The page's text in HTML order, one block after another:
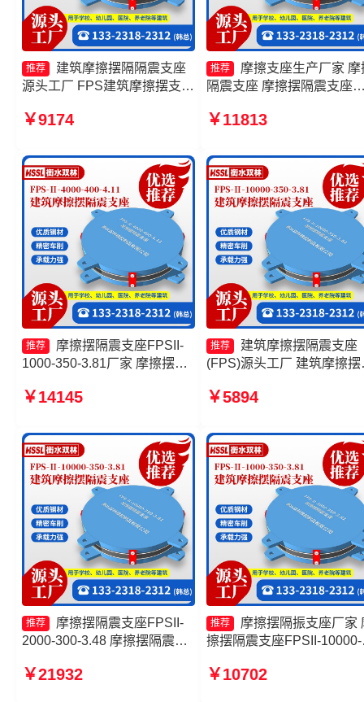
推荐
建筑摩擦摆隔隔震支座
源头工厂 FPS建筑摩擦摆支座
400-4.11源头工厂 摩擦摆隔震
产厂家
￥9174
推荐
摩擦支座生产厂家 摩
隔震支座 摩擦摆隔震支座
厂 摩擦摆隔振支座
￥11813
推荐
摩擦摆隔震支座FPSII-
1000-350-3.81厂家 摩擦摆球
减隔震支座生产厂家 摩擦摆式
￥14145
推荐
建筑摩擦摆隔震支座
(FPS)源头工厂 建筑摩擦摆
支座厂家 摩擦摆隔震支座
厂
￥5894
推荐
摩擦摆隔震支座FPSII-
2000-300-3.48 摩擦摆隔震支
厂家 摩擦隔震支座源头工厂
￥21932
推荐
摩擦摆隔振支座厂家
擦摆隔震支座FPSII-10000-
震支座 建筑摩擦隔震支座
￥10702